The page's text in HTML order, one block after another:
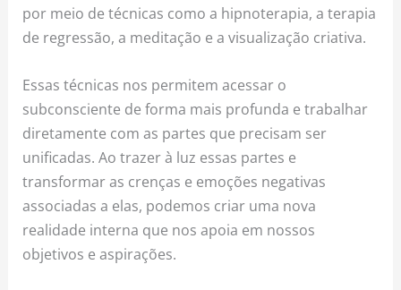
por meio de técnicas como a hipnoterapia, a terapia
de regressão, a meditação e a visualização criativa.
Essas técnicas nos permitem acessar o
subconsciente de forma mais profunda e trabalhar
diretamente com as partes que precisam ser
unificadas. Ao trazer à luz essas partes e
transformar as crenças e emoções negativas
associadas a elas, podemos criar uma nova
realidade interna que nos apoia em nossos
objetivos e aspirações.